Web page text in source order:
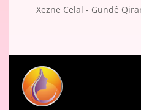
Xezne Celal - Gundê